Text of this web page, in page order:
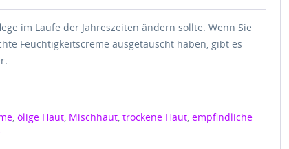
im Laufe der Jahreszeiten ändern sollte. Wenn Sie
Feuchtigkeitscreme ausgetauscht haben, gibt es
,ölige Haut Mischhaut ,trockene Haut ,empfindliche